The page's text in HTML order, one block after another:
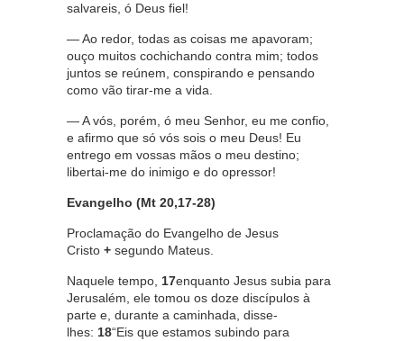
salvareis, ó Deus fiel!
— Ao redor, todas as coisas me apavoram;
ouço muitos cochichando contra mim; todos
juntos se reúnem, conspirando e pensando
como vão tirar-me a vida.
— A vós, porém, ó meu Senhor, eu me confio,
e afirmo que só vós sois o meu Deus! Eu
entrego em vossas mãos o meu destino;
libertai-me do inimigo e do opressor!
Evangelho (Mt 20,17-28)
Proclamação do Evangelho de Jesus
Cristo + segundo Mateus.
Naquele tempo, 17enquanto Jesus subia para
Jerusalém, ele tomou os doze discípulos à
parte e, durante a caminhada, disse-
lhes: 18“Eis que estamos subindo para